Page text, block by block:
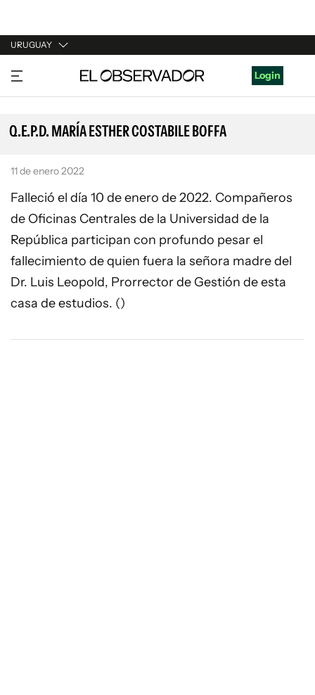
URUGUAY
URUGUAY
ARGENTINA
ESPAÑA
Login
Q.E.P.D. MARÍA ESTHER COSTABILE BOFFA
11 de enero 2022
Falleció el día 10 de enero de 2022. Compañeros
de Oficinas Centrales de la Universidad de la
República participan con profundo pesar el
fallecimiento de quien fuera la señora madre del
Dr. Luis Leopold, Prorrector de Gestión de esta
casa de estudios. ()